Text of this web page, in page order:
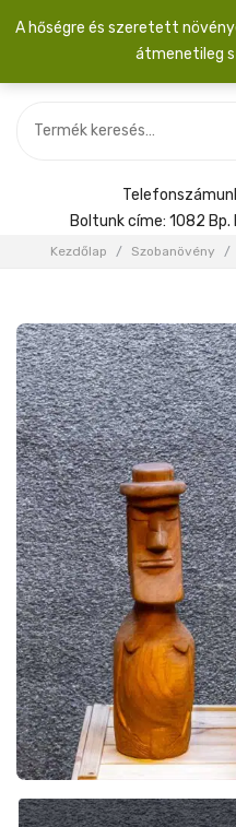
SZOBANÖVÉNY
KIEGÉSZÍTŐK
Boltunk címe: 1082
Kezdőlap / Szobanövény /
A hőségre és szeretett
átmenetileg